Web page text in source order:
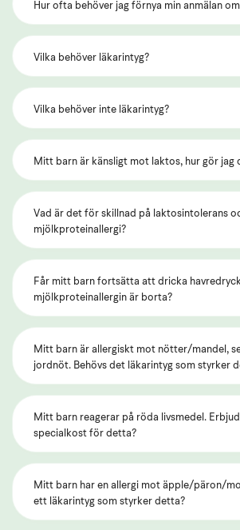
Hur ofta behöver jag förnya min anmälan
Vilka behöver läkarintyg?
Vilka behöver inte läkarintyg?
Mitt barn är känsligt mot laktos, hur gör jag
Vad är det för skillnad på laktosintolerans
mjölkproteinallergi?
Får mitt barn fortsätta att dricka
mjölkproteinallergin är borta?
Mitt barn är allergiskt mot nötter/mandel,
jordnöt. Behövs det läkarintyg som styrker
Mitt barn reagerar på röda livsmedel.
specialkost för detta?
Mitt barn har en allergi mot äpple/päron/
ett läkarintyg som styrker detta?